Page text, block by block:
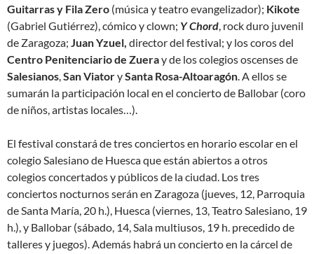
Guitarras y Fila Zero (música y teatro evangelizador); Kikote
(Gabriel Gutiérrez), cómico y clown; Y Chord, rock duro juvenil
de Zaragoza; Juan Yzuel, director del festival; y los coros del
Centro Penitenciario de Zueray de los colegios oscenses de
Salesianos,San ViatorySanta Rosa-Altoaragón. A ellos se
sumarán la participación local en el concierto de Ballobar (coro
de niños, artistas locales…).
El festival constará de tres conciertos en horario escolar en el
colegio Salesiano de Huesca que están abiertos a otros
colegios concertados y públicos de la ciudad. Los tres
conciertos nocturnos serán en Zaragoza (jueves, 12, Parroquia
de Santa María, 20 h.), Huesca (viernes, 13, Teatro Salesiano, 19
h.), y Ballobar (sábado, 14, Sala multiusos, 19 h. precedido de
talleres y juegos). Además habrá un concierto en la cárcel de